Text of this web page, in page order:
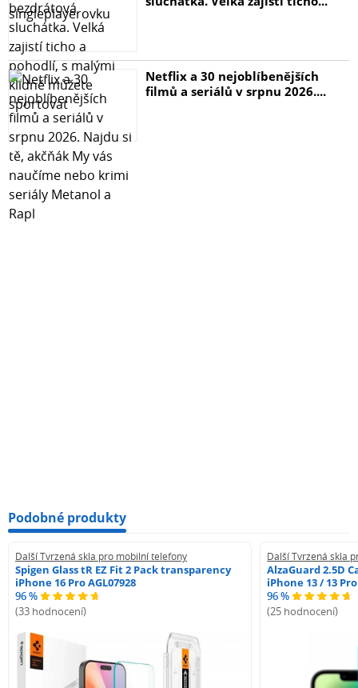
Netflix a 30 nejoblíbenějších
filmů a seriálů v srpnu 2026....
Podobné produkty
Další Tvrzená skla pro mobilní telefony
Spigen Glass tR EZ Fit 2 Pack transparency
iPhone 16 Pro AGL07928
96 %
(33 hodnocení)
Další Tvrzená skla
AlzaGuard 2.5D
iPhone 13 / 13 Pro
96 %
(25 hodnocení)